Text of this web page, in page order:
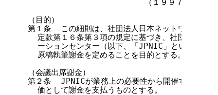
（１９９７年５月１
（目的）
第１条  この細則は、社団法人日本ネットワークイ
定款第１６条第３項の規定に基づき、社団法人日
ーションセンター（以下、「JPNIC」という。）
  原稿執筆謝金を定めることを目的とする。
（会議出席謝金）
第２条  JPNICが業務上の必要性から開催する会議
  価として謝金を支払うものとする。